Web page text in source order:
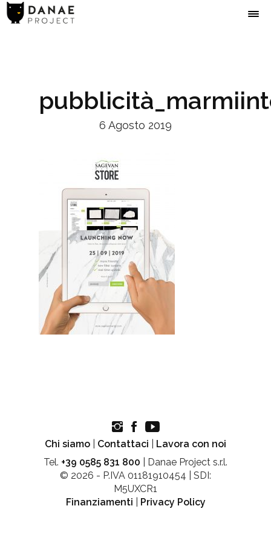
6 Agosto 2019
Chi siamo Contattaci
Lavora con noi
Tel. +39 0585 831 800 | Danae Project s.r.l.
© 2026 - P.IVA 01181910454 | SDI:
M5UXCR1
Finanziamenti
Privacy Policy